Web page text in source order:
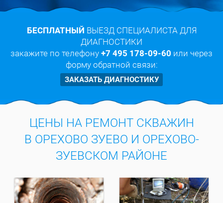
БЕСПЛАТНЫЙ ВЫЕЗД СПЕЦИАЛИСТА ДЛЯ
ДИАГНОСТИКИ
закажите по телефону +7 495 178-09-60 или через
форму обратной связи:
ЗАКАЗАТЬ ДИАГНОСТИКУ
ЦЕНЫ НА РЕМОНТ СКВАЖИН
В ОРЕХОВО ЗУЕВО И ОРЕХОВО-
ЗУЕВСКОМ РАЙОНЕ